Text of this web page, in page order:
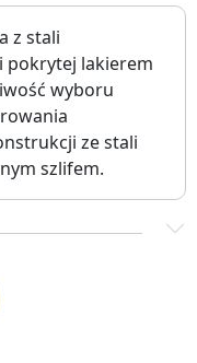
z stali
pokrytej lakierem
wyboru
ze stali
szlifem.